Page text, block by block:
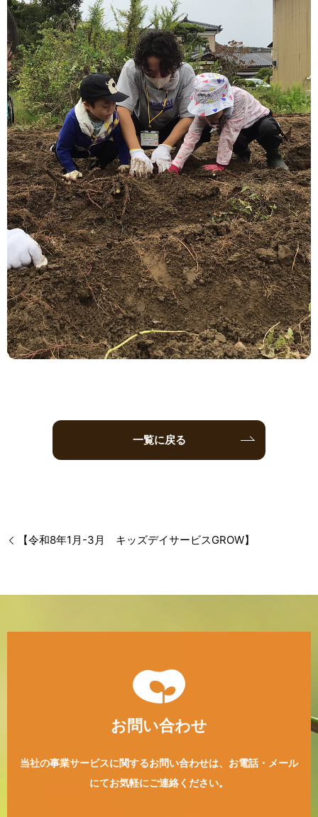
一覧に戻る
【令和8年1月-3月 キッズデイサービスGROW】
お問い合わせ
当社の事業サービスに関するお問い合わせは、 お電話・メール
にてお気軽にご連絡ください。